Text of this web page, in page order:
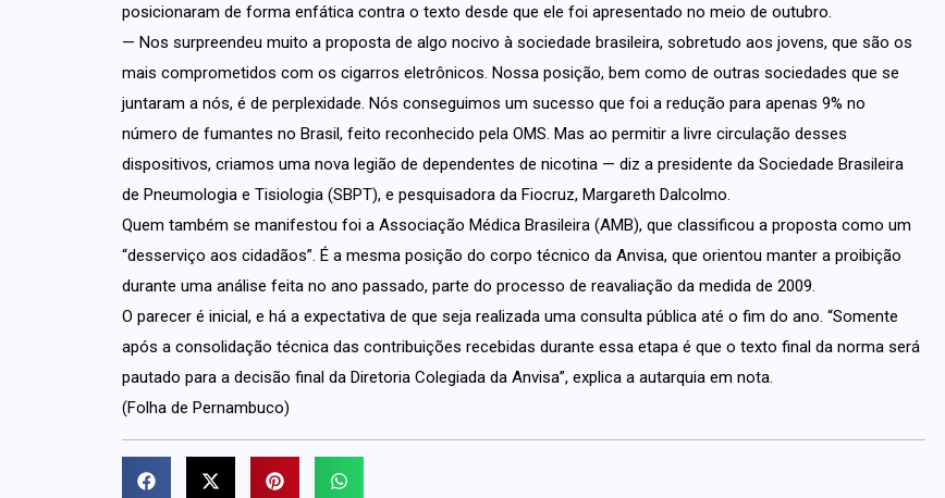
posicionaram de forma enfática contra o texto desde que ele foi apresentado no meio de outubro.
— Nos surpreendeu muito a proposta de algo nocivo à sociedade brasileira, sobretudo aos jovens, que são os
mais comprometidos com os cigarros eletrônicos. Nossa posição, bem como de outras sociedades que se
juntaram a nós, é de perplexidade. Nós conseguimos um sucesso que foi a redução para apenas 9% no
número de fumantes no Brasil, feito reconhecido pela OMS. Mas ao permitir a livre circulação desses
dispositivos, criamos uma nova legião de dependentes de nicotina — diz a presidente da Sociedade Brasileira
de Pneumologia e Tisiologia (SBPT), e pesquisadora da Fiocruz, Margareth Dalcolmo.
Quem também se manifestou foi a Associação Médica Brasileira (AMB), que classificou a proposta como um
“desserviço aos cidadãos”. É a mesma posição do corpo técnico da Anvisa, que orientou manter a proibição
durante uma análise feita no ano passado, parte do processo de reavaliação da medida de 2009.
O parecer é inicial, e há a expectativa de que seja realizada uma consulta pública até o fim do ano. “Somente
após a consolidação técnica das contribuições recebidas durante essa etapa é que o texto final da norma será
pautado para a decisão final da Diretoria Colegiada da Anvisa”, explica a autarquia em nota.
(Folha de Pernambuco)